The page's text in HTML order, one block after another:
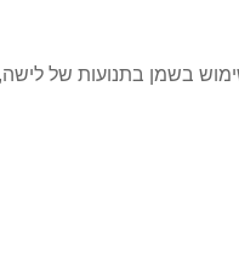
בשמן בתנועות של